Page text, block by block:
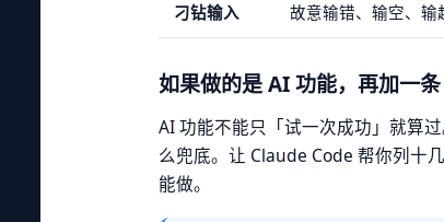
刁钻输入 故意输错、输空、
如果做的是 AI 功能，再加一条
AI 功能不能只「试一次成功」就算过
么兜底。让 Claude Code 帮你列十
能做。